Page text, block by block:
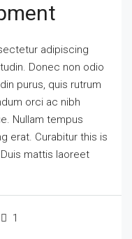
adipiscing
Donec non odio
purus, quis rutrum
orci ac nibh
Nullam tempus
erat. Curabitur this is
mattis laoreet
1